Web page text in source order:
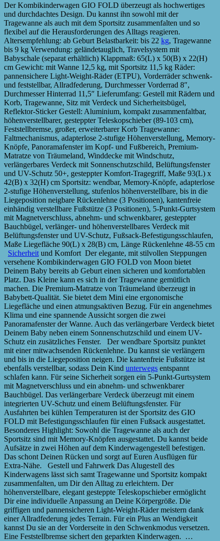
Der Kombikinderwagen GIO FOLD überzeugt als hochwertiges
und durchdachtes Design. Du kannst ihn sowohl mit der
Tragewanne als auch mit dem Sportsitz zusammenfalten und so
flexibel auf die Herausforderungen des Alltags reagieren.
Altersempfehlung: ab Geburt Belastbarkeit: bis 22 kg, Tragewanne
bis 9 kg Verwendung: geländetauglich, Travelsystem mit
Babyschale (separat erhältlich) Klappmaß: 65(L) x 50(B) x 22(H)
cm Gewicht: mit Wanne 12,5 kg, mit Sportsitz 11,5 kg Räder:
pannensichere Light-Weight-Räder (ETPU), Vorderräder schwenk-
und feststellbar, Allradfederung, Durchmesser Vorderrad 8″,
Durchmesser Hinterrad 11,5″ Lieferumfang: Gestell mit Rädern und
Korb, Tragewanne, Sitz mit Verdeck und Sicherheitsbügel,
Reflektor-Sticker Gestell: Aluminium, kompakt zusammenfaltbar,
höhenverstellbarer, gesteppter Teleskopschieber (89-103 cm),
Feststellbremse, großer, erweiterbarer Korb Tragewanne:
Faltmechanismus, adapterlose 2-stufige Höhenverstellung, Memory-
Knöpfe, Panoramafenster im Kopf- und Fußbereich, Premium-
Matratze von Träumeland, Winddecke mit Windschutz,
verlängerbares Verdeck mit Sonnenschutzschild, Belüftungsfenster
und UV-Schutz 50+, gesteppter Komfort-Tragegriff, Maße 93(L) x
42(B) x 32(H) cm Sportsitz: wendbar, Memory-Knöpfe, adapterlose
2-stufige Höhenverstellung, stufenlos höhenverstellbare, bis in die
Liegeposition neigbare Rückenlehne (3 Positionen), kantenfreie
einhändig verstellbare Fußstütze (3 Positionen), 5-Punkt-Gurtsystem
mit Magnetverschluss, abnehm- und schwenkbarer, gesteppter
Bauchbügel, verlänger- und höhenverstellbares Verdeck mit
Belüftungsfenster und UV-Schutz, Fußsack-Befestigungsschlaufen,
Maße Liegefläche 90(L) x 28(B) cm, Länge Rückenlehne 48-55 cm
Sicherheit und Komfort Der elegante, mit stilvollen Steppungen
versehene Kombikinderwagen GIO FOLD von Moon bietet
Deinem Baby bereits ab Geburt einen sicheren und komfortablen
Platz. Das Kleine kann es sich in der Tragewanne gemütlich
machen. Die Premium-Matratze von Träumeland überzeugt in
Babybett-Qualität. Sie bietet dem Mini eine ergonomische
Liegefläche und einen atmungsaktiven Bezug. Für ein angenehmes
Klima und eine spannende Aussicht sorgen die zwei
Panoramafenster der Wanne. Auch das verlängerbare Verdeck bietet
Deinem Baby neben einem Sonnenschutzschild und einem UV-
Schutz ein zusätzliches Fenster. Der wendbare Sportsitz punktet
mit einer mitwachsenden Rückenlehne. Du kannst sie verlängern
und bis in die Liegeposition neigen. Die kantenfreie Fußstütze ist
ebenfalls verstellbar, sodass Dein Kind unterwegs entspannt
schlafen kann. Für seine Sicherheit sorgen ein 5-Punkt-Gurtsystem
mit Magnetverschluss und ein abnehm- und schwenkbarer
Bauchbügel. Das verlängerbare Verdeck überzeugt mit einem
integrierten UV-Schutz und einem Belüftungsfenster. Für
Ausfahrten bei kühlen Temperaturen ist der Sportsitz des GIO
FOLD mit Befestigungsschlaufen für einen Fußsack ausgestattet.
Besonderes Highlight: Sowohl die Tragewanne als auch der
Sportsitz sind mit Memory-Knöpfen ausgestattet. Du kannst beide
Aufsätze in zwei Höhen auf dem Kinderwagengestell befestigen.
Das schont Deinen Rücken und sorgt auf Euren Ausflügen für
Extra-Nähe. Gestell und Fahrwerk Das Alugestell des
Kinderwagens lässt sich samt Tragewanne und Sportsitz kompakt
zusammenfalten, um Dir den Alltag zu erleichtern. Der
höhenverstellbare, elegant gesteppte Teleskopschieber ermöglicht
Dir eine individuelle Anpassung an Deine Körpergröße. Die
griffigen und pannensicheren Light-Weight-Räder meistern dank
einer Allradfederung jedes Terrain. Für ein Plus an Wendigkeit
kannst Du sie an der Vorderseite in den Schwenkmodus versetzen.
Eine Feststellbremse sichert den geparkten Kinderwagen. …